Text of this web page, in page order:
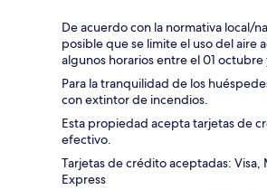
De acuerdo con la normativa local/
posible que se limite el uso del aire
algunos horarios entre el 01 octubre
Para la tranquilidad de los
con extintor de incendios.
Esta propiedad acepta tarjetas de
efectivo.
Tarjetas de crédito aceptadas:
Express